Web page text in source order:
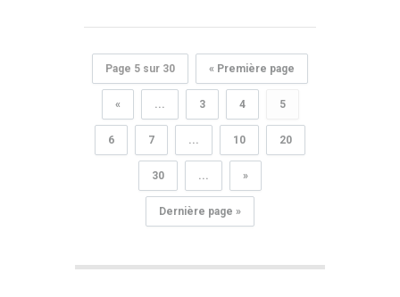
Page 5 sur 30 « Première page
« ... 3 4 5
6 7 ... 10 20
30 ... »
Dernière page »